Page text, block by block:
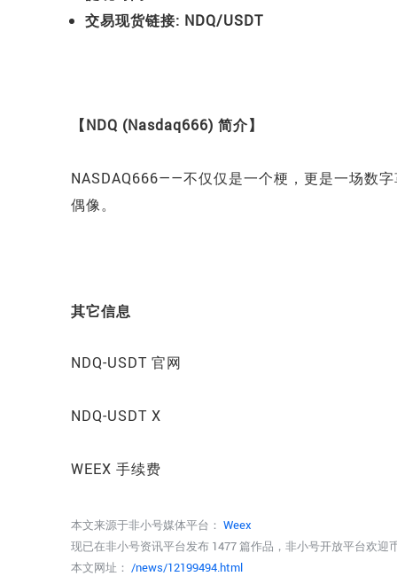
交易现货链接: NDQ/USDT
【NDQ (Nasdaq666) 简介】
NASDAQ666——不仅仅是一个梗，更是一场数
偶像。
其它信息
NDQ-USDT 官网
NDQ-USDT X
WEEX 手续费
本文来源于非小号媒体平台： Weex
现已在非小号资讯平台发布 1477 篇作品，非小号开放平台欢迎
本文网址： /news/12199494.html